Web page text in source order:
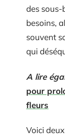
des
besoins,
souvent
qui
A lire
pour
fleurs
Voici